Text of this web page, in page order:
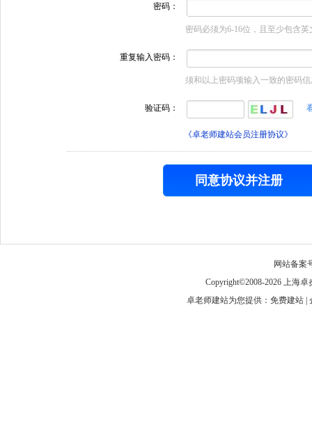
密码：
密码必须为6-16位，且至少包含
重复输入密码：
须和以上密码项输入一致的密码
验证码：
《卓老师建站会员注册协议》
网站备案
Copyright©2008-2026 上海
卓老师建站为您提供：免费建站 |